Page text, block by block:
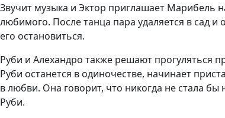
Звучит музыка и Эктор приглашает Марибель
любимого. После танца пара удаляется в сад
его остановиться.
Руби и Алехандро также решают прогуляться
Руби останется в одиночестве, начинает
в любви. Она говорит, что никогда не стала
Руби.